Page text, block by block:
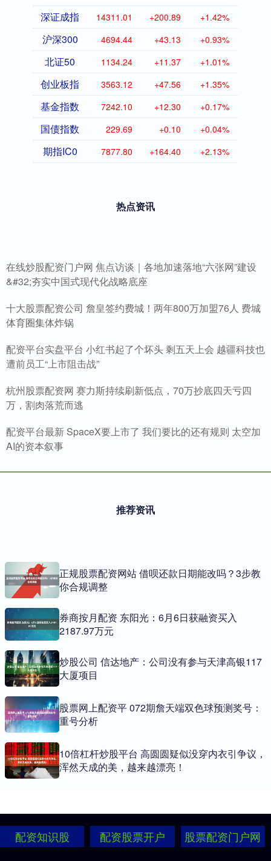
深证成指 14311.01 +200.89 +1.42%
沪深300 4694.44 +43.13 +0.93%
北证50 1134.24 +11.37 +1.01%
创业板指 3563.12 +47.56 +1.35%
基金指数 7242.10 +12.30 +0.17%
国债指数 229.69 +0.10 +0.04%
期指IC0 7877.80 +164.40 +2.13%
热点资讯
在线炒股配资门户网 焦点访谈｜各地加速落地“六张网”建设
&#32;夯实中国式现代化战略底座
十大股票配资公司 詹皇签约费城！两年800万加盟76人 费城
体育圈集体炸锅
配资平台实盘平台 小红书起了个坏头 剩五天上会 越疆科技也
遭前员工“上市阻击战”
杭州股票配资网 赛力斯持续刷新低点，70万抄底四天亏四
万，割肉落荒而逃
配资平台最新 SpaceX要上市了 我们要比的还有规则 太空加
AI的资本叙事
推荐资讯
正规股票配资网站 借呗还款日期能改吗？3步教
你合规调整
券商按月配资 东阳光：6月6日获融资买入
2187.97万元
炒股公司 信达地产：公司没有参与天津高银117
大厦项目
股票网上配资平 072期詹天端双色球预测奖号：
重号分析
10倍杠杆炒股平台 高圆圆疑似没穿内衣引争议，
浑然天成的美，越来越漂亮！
配资知识股 配资股票开户 股票配资门户网